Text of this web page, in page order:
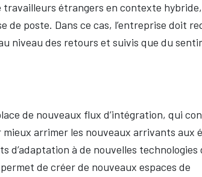
travailleurs étrangers en contexte hybride,
de poste. Dans ce cas, l’entreprise doit
niveau des retours et suivis que du
de nouveaux flux d’intégration, qui
arrimer les nouveaux arrivants aux
d’adaptation à de nouvelles technologies
de créer de nouveaux espaces de